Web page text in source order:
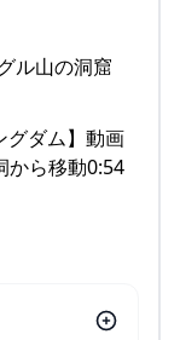
グダム】動画
から移動0:54